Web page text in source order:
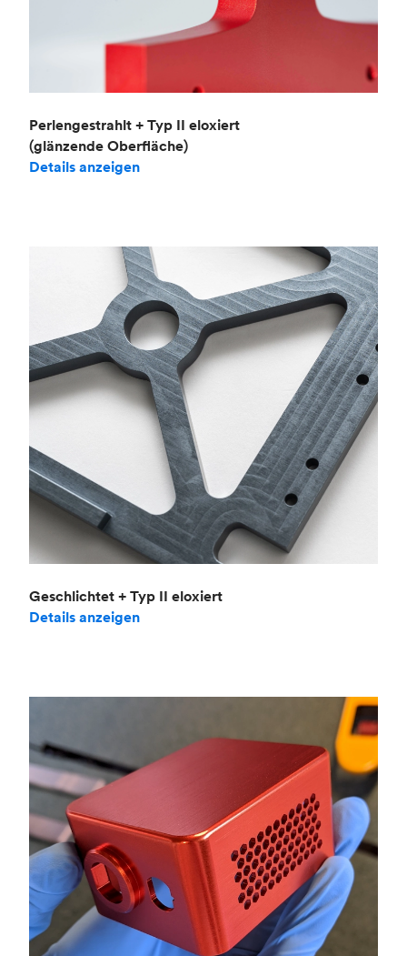
Perlengestrahlt + Typ II eloxiert
(glänzende Oberfläche)
Details anzeigen
Geschlichtet + Typ II eloxiert
Details anzeigen